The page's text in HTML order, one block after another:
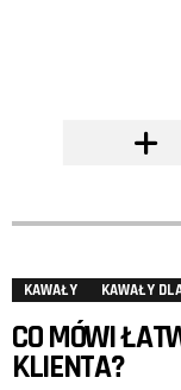
KAWAŁY KAWAŁY
CO MÓWI
KLIENTA?